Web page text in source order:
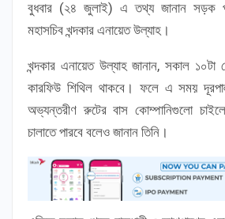
বুধবার (২৪ জুলাই) এ তথ্য জানান সড়ক
মহাসচিব খন্দকার এনায়েত উল্যাহ।
খন্দকার এনায়েত উল্যাহ জানান, সকাল ১০টা
কারফিউ শিথিল থাকবে। ফলে এ সময়
অভ্যন্তরীণ রুটের বাস কোম্পানিগুলো
চালাতে পারবে বলেও জানান তিনি।